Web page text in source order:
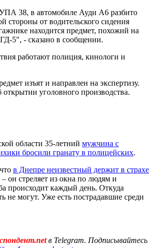
38, в автомобиле Ауди А6 разбито
стороны от водительского сидения
находится предмет, похожий на
5", - сказано в сообщении.
работают полиция, кинологи и
изъят и направлен на экспертизу.
открытии уголовного производства.
области 35-летний мужчина с
бросили гранату в полицейских.
в Днепре неизвестный держит в страхе
– он стреляет из окна по людям и
происходит каждый день. Откуда
не могут. Уже есть пострадавшие среди
в Telegram. Подписывайтесь